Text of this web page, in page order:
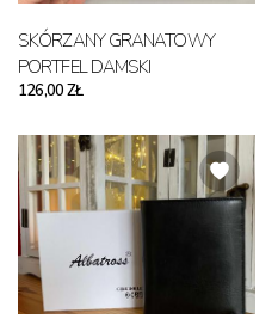
SKÓRZANY GRANATOWY
PORTFEL DAMSKI
126,00 ZŁ